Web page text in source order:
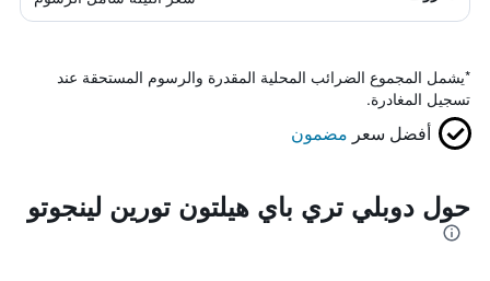
*يشمل المجموع الضرائب المحلية المقدرة والرسوم المستحقة عند
تسجيل المغادرة.
أفضل سعر مضمون
حول دوبلي تري باي هيلتون تورين لينجوتو